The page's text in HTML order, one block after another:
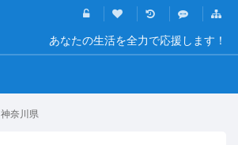
あなたの生活を全力で応援します！
神奈川県